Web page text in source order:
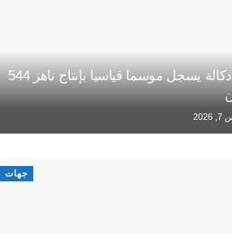
شمندر دكالة يسجل موسما قياسيا بإنتاج ناهز 544
جهات